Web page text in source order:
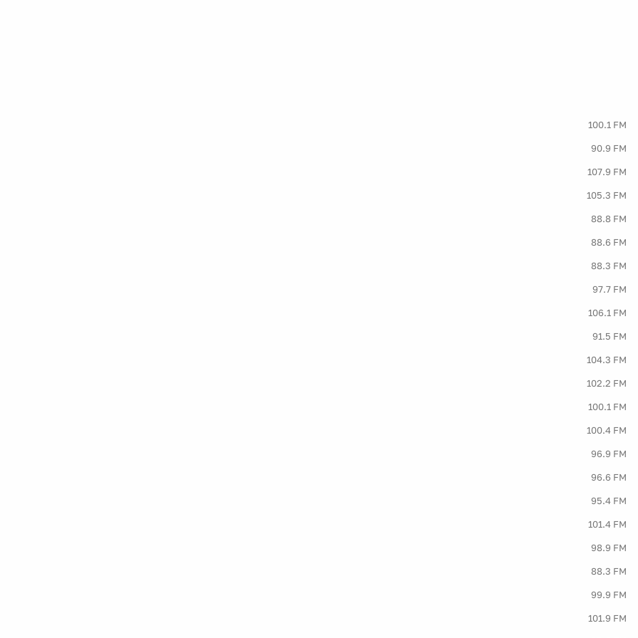
100.1 FM
90.9 FM
107.9 FM
105.3 FM
88.8 FM
88.6 FM
88.3 FM
97.7 FM
106.1 FM
91.5 FM
104.3 FM
102.2 FM
100.1 FM
100.4 FM
96.9 FM
96.6 FM
95.4 FM
101.4 FM
98.9 FM
88.3 FM
99.9 FM
101.9 FM